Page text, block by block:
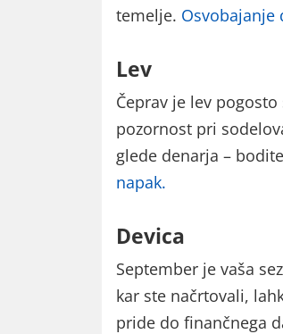
temelje. Osvobajanje
Lev
Čeprav je lev
pozornost pri
glede denarja –
napak.
Devica
September je vaša
kar ste načrtovali,
pride do finančnega